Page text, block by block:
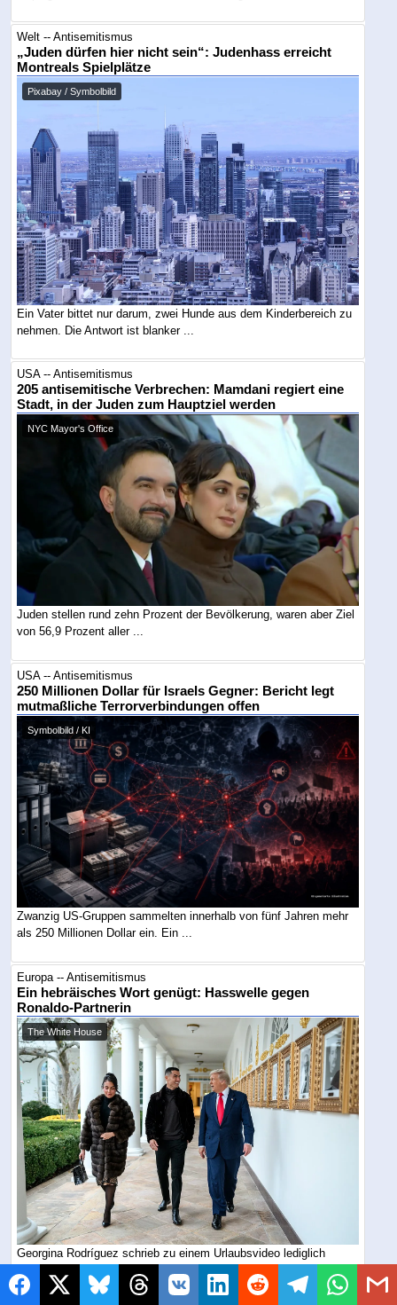
Welt -- Antisemitismus
„Juden dürfen hier nicht sein“: Judenhass erreicht
Montreals Spielplätze
Pixabay / Symbolbild
Ein Vater bittet nur darum, zwei Hunde aus dem Kinderbereich zu
nehmen. Die Antwort ist blanker ...
USA -- Antisemitismus
205 antisemitische Verbrechen: Mamdani regiert eine
Stadt, in der Juden zum Hauptziel werden
NYC Mayor's Office
Juden stellen rund zehn Prozent der Bevölkerung, waren aber Ziel
von 56,9 Prozent aller ...
USA -- Antisemitismus
250 Millionen Dollar für Israels Gegner: Bericht legt
mutmaßliche Terrorverbindungen offen
Symbolbild / KI
Zwanzig US-Gruppen sammelten innerhalb von fünf Jahren mehr
als 250 Millionen Dollar ein. Ein ...
Europa -- Antisemitismus
Ein hebräisches Wort genügt: Hasswelle gegen
Ronaldo-Partnerin
The White House
Georgina Rodríguez schrieb zu einem Urlaubsvideo lediglich